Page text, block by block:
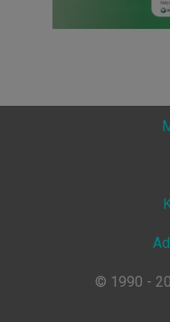
© 1990 -